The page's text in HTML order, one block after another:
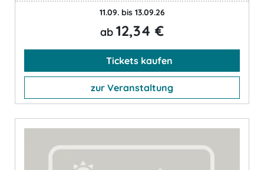
11.09. bis 13.09.26
ab 12,34 €
Tickets kaufen
zur Veranstaltung